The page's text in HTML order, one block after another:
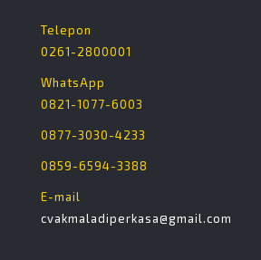
Telepon
0261-2800001
WhatsApp
0821-1077-6003
0877-3030-4233
0859-6594-3388
E-mail
cvakmaladiperkasa@gmail.com